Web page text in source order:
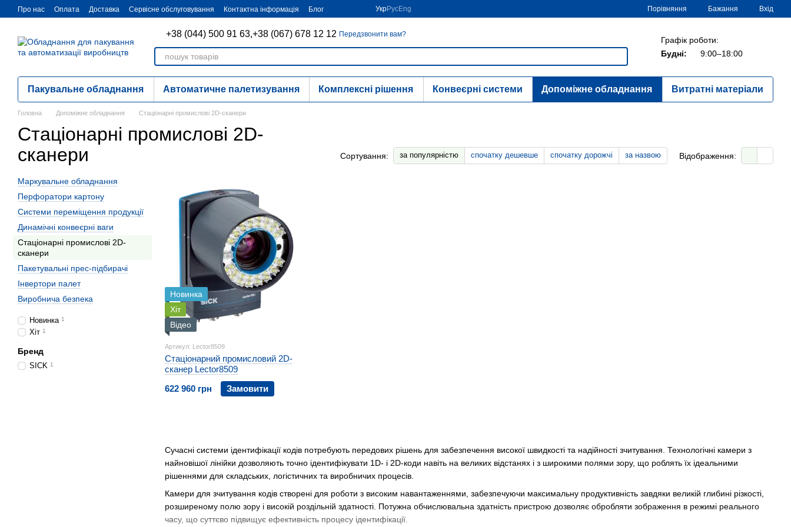
Перейти до основного контенту
Про нас Оплата Доставка Сервісне обслуговування Контактна інформація Блог УкрРусEng Порівняння Бажання Вхід
+38 (044) 500 91 63,+38 (067) 678 12 12 Передзвонити вам?
Графік роботи:
Будні:
9:00–18:00
Пакувальне обладнання Автоматичне палетизування Комплексні рішення Конвеєрні системи Допоміжне обладнання Витратні матеріали
Головна Допоміжне обладнання Стаціонарні промислові 2D-сканери
Стаціонарні промислові 2D-
сканери
Сортування: за популярністю спочатку дешевше спочатку дорожчі за назвою Відображення:
Сучасні системи ідентифікації кодів потребують передових рішень для забезпечення високої швидкості та надійності зчитування. Технологічні камери з
найновішої лінійки дозволяють точно ідентифікувати 1D- і 2D-коди навіть на великих відстанях і з широкими полями зору, що роблять їх ідеальними
рішеннями для складських, логістичних та виробничих процесів.
Камери для зчитування кодів створені для роботи з високим навантаженнями, забезпечуючи максимальну продуктивність завдяки великій глибині різкості,
розширеному полю зору і високій роздільній здатності. Потужна обчислювальна здатність пристрою дозволяє обробляти зображення в режимі реального
часу, що суттєво підвищує ефективність процесу ідентифікації.
Новинка
Хіт
Відео
Артикул: Lector8509
Стаціонарний промисловий 2D-
сканер Lector8509
622 960 грн
Замовити
Маркувальне обладнання
Перфоратори картону
Cистеми переміщення продукції
Динамічні конвеєрні ваги
Стаціонарні промислові 2D-
сканери
Пакетувальні прес-підбирачі
Інвертори палет
Виробнича безпека
Новинка 1
Хіт 1
Бренд
SICK 1